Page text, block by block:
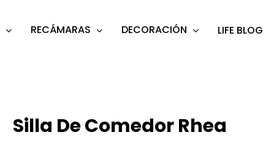
RECÁMARAS DECORACIÓN LIFE BLOG
Silla De Comedor Rhea